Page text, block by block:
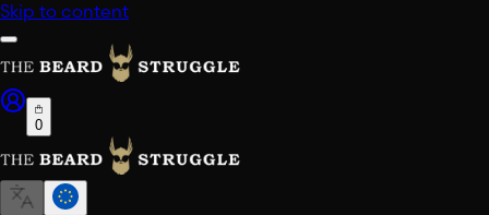
Skip to content
0